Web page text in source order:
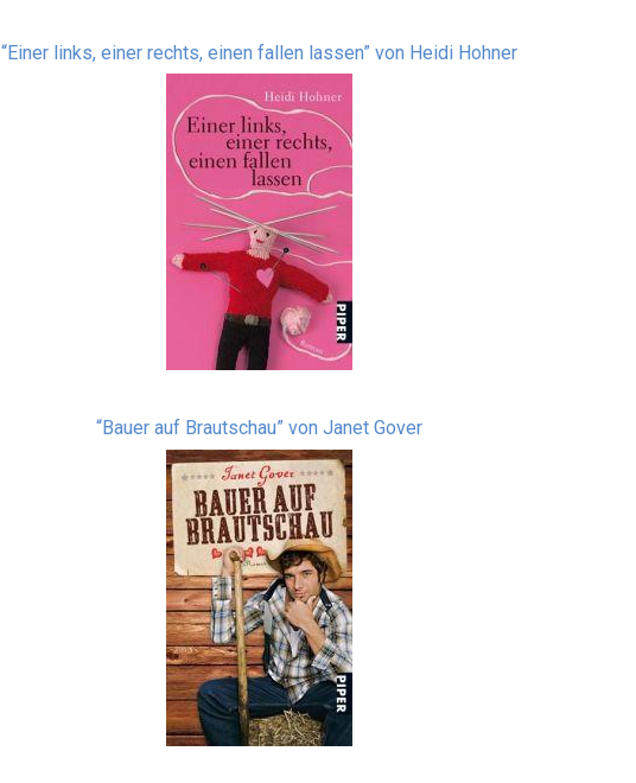
“Einer links, einer rechts, einen fallen lassen” von Heidi Hohner
“Bauer auf Brautschau” von Janet Gover